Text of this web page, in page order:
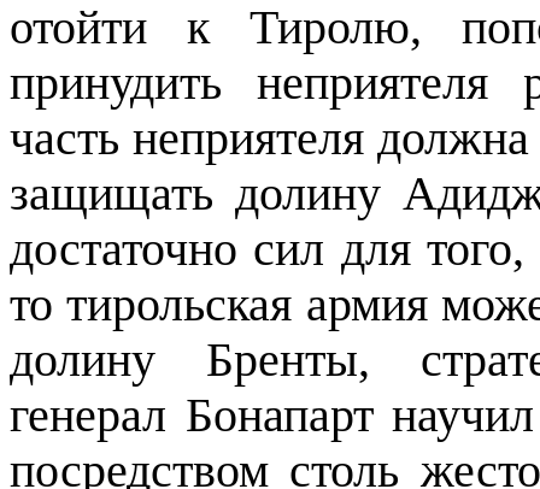
отойти к Тиролю,
принудить
часть неприятеля
защищать долину
достаточно сил для
то тирольская армия
долину Бренты,
генерал Бонапарт
посредством столь